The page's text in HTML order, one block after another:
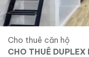
Cho thuê căn hộ
CHO THUÊ